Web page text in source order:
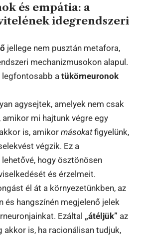
és empátia: a
idegrendszeri
jellege nem pusztán metafora,
mechanizmusokon alapul.
legfontosabb a tükörneuronok
agysejtek, amelyek nem csak
mi hajtunk végre egy
is, amikor másokatfigyelünk,
végzik. Ez a
hogy ösztönösen
és érzelmeit.
él át a környezetünkben, az
és hangszínén megjelenő jelek
Ezáltal „átéljük” az
akkor is, ha racionálisan tudjuk,